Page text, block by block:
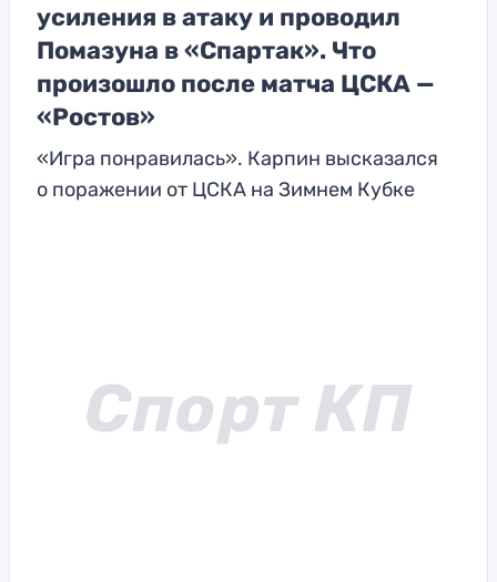
усиления в атаку и проводил
Помазуна в «Спартак». Что
произошло после матча ЦСКА —
«Ростов»
«Игра понравилась». Карпин высказался
о поражении от ЦСКА на Зимнем Кубке